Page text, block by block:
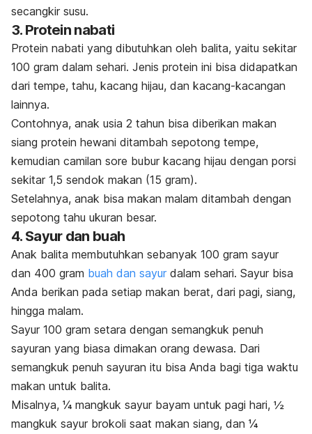
secangkir susu.
3. Protein nabati
Protein nabati yang dibutuhkan oleh balita, yaitu sekitar
100 gram dalam sehari. Jenis protein ini bisa didapatkan
dari tempe, tahu, kacang hijau, dan kacang-kacangan
lainnya.
Contohnya, anak usia 2 tahun bisa diberikan makan
siang protein hewani ditambah sepotong tempe,
kemudian camilan sore bubur kacang hijau dengan porsi
sekitar 1,5 sendok makan (15 gram).
Setelahnya, anak bisa makan malam ditambah dengan
sepotong tahu ukuran besar.
4. Sayur dan buah
Anak balita membutuhkan sebanyak 100 gram sayur
dan 400 gram buah dan sayur dalam sehari. Sayur bisa
Anda berikan pada setiap makan berat, dari pagi, siang,
hingga malam.
Sayur 100 gram setara dengan semangkuk penuh
sayuran yang biasa dimakan orang dewasa. Dari
semangkuk penuh sayuran itu bisa Anda bagi tiga waktu
makan untuk balita.
Misalnya, ¼ mangkuk sayur bayam untuk pagi hari, ½
mangkuk sayur brokoli saat makan siang, dan ¼